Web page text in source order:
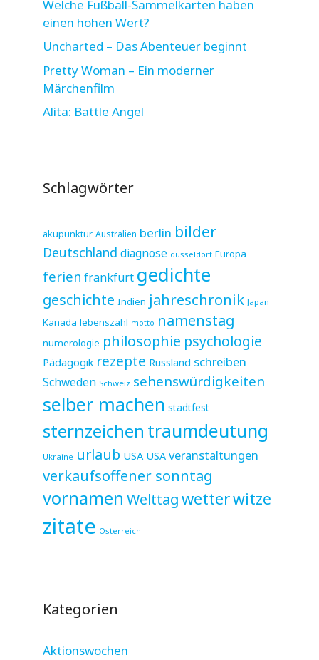
Welche Fußball-Sammelkarten haben
einen hohen Wert?
Uncharted – Das Abenteuer beginnt
Pretty Woman – Ein moderner
Märchenfilm
Alita: Battle Angel
Schlagwörter
akupunktur Australien berlin bilder
Deutschland diagnose düsseldorf Europa
ferien frankfurt gedichte
geschichte Indien jahreschronik Japan
Kanada lebenszahl motto namenstag
numerologie philosophie psychologie
Pädagogik rezepte Russland schreiben
Schweden Schweiz sehenswürdigkeiten
selber machen stadtfest
sternzeichen traumdeutung
Ukraine urlaub USA USA veranstaltungen
verkaufsoffener sonntag
vornamen Welttagwetterwitze
zitate Österreich
Kategorien
Aktionswochen